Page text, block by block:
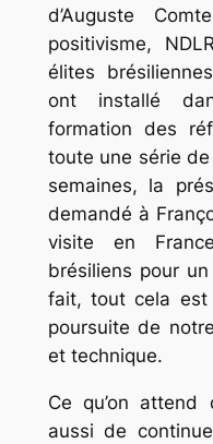
d’Auguste
positivisme,
élites
ont installé
formation des
toute une série
semaines, la
demandé à
visite en
brésiliens pour
fait, tout cela est
poursuite de
et technique.
Ce qu’on attend
aussi de